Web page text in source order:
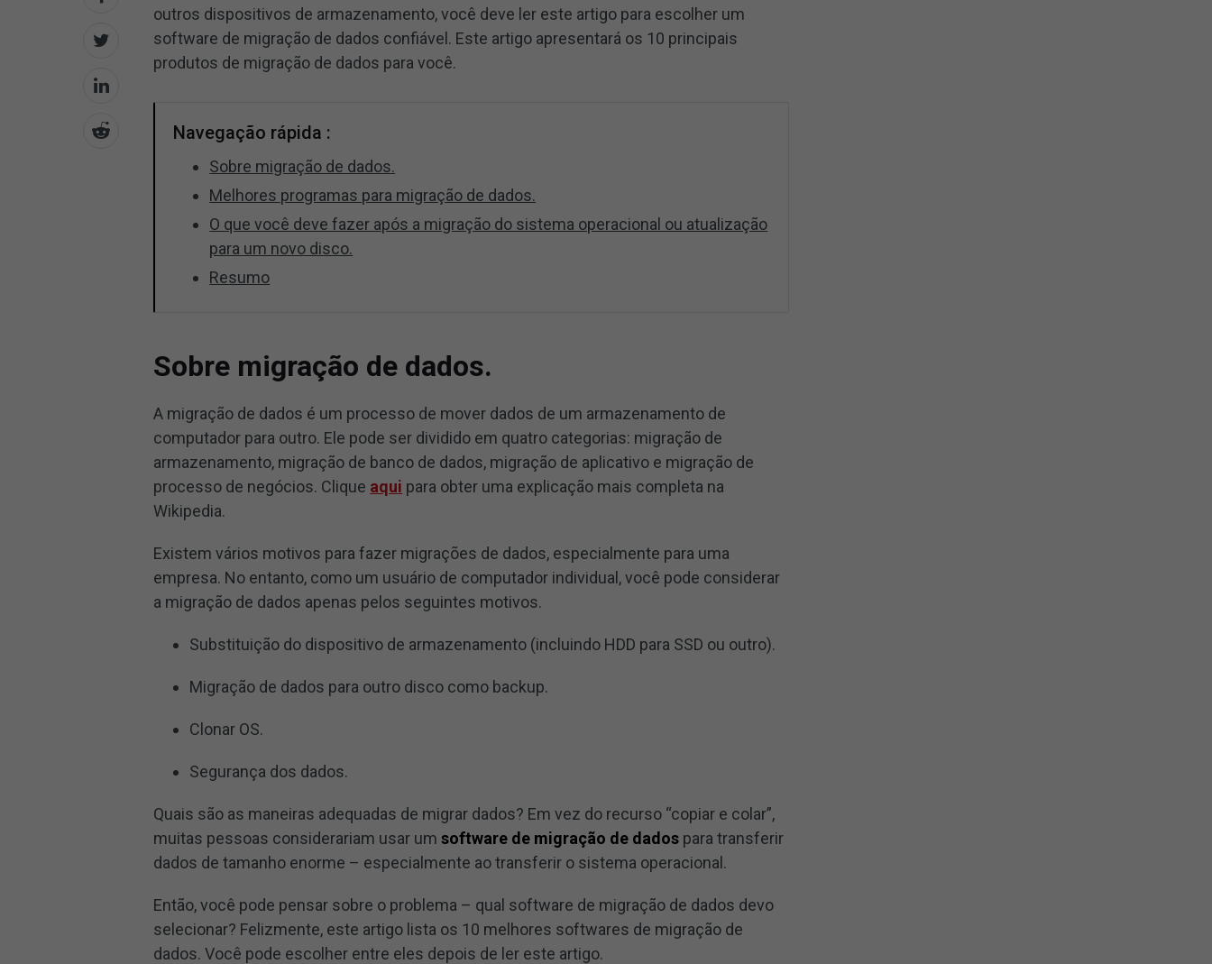
outros dispositivos de armazenamento, você deve ler este artigo para escolher um
software de migração de dados confiável. Este artigo apresentará os 10 principais
produtos de migração de dados para você.
Navegação rápida :
Sobre migração de dados.
Melhores programas para migração de dados.
O que você deve fazer após a migração do sistema operacional ou atualização
para um novo disco.
Resumo
Sobre migração de dados.
A migração de dados é um processo de mover dados de um armazenamento de
computador para outro. Ele pode ser dividido em quatro categorias: migração de
armazenamento, migração de banco de dados, migração de aplicativo e migração de
processo de negócios. Clique aqui para obter uma explicação mais completa na
Wikipedia.
Existem vários motivos para fazer migrações de dados, especialmente para uma
empresa. No entanto, como um usuário de computador individual, você pode considerar
a migração de dados apenas pelos seguintes motivos.
Substituição do dispositivo de armazenamento (incluindo HDD para SSD ou outro).
Migração de dados para outro disco como backup.
Clonar OS.
Segurança dos dados.
Quais são as maneiras adequadas de migrar dados? Em vez do recurso “copiar e colar”,
muitas pessoas considerariam usar umsoftware de migração de dados para transferir
dados de tamanho enorme – especialmente ao transferir o sistema operacional.
Então, você pode pensar sobre o problema – qual software de migração de dados devo
selecionar? Felizmente, este artigo lista os 10 melhores softwares de migração de
dados. Você pode escolher entre eles depois de ler este artigo.